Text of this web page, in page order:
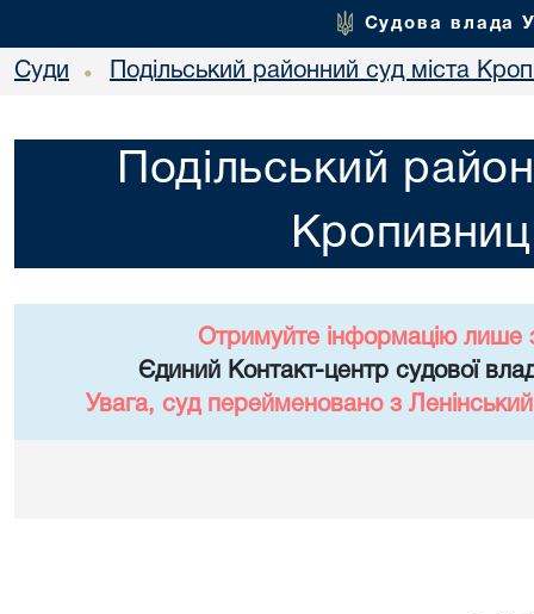
Судова влада
Суди • Подільський районний суд міста
Подільський
Отримуйте інформацію лише
Єдиний Контакт-центр судової
Увага, суд перейменовано з